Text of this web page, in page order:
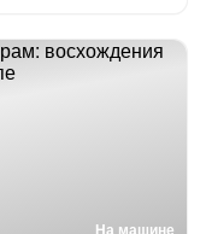
На машине